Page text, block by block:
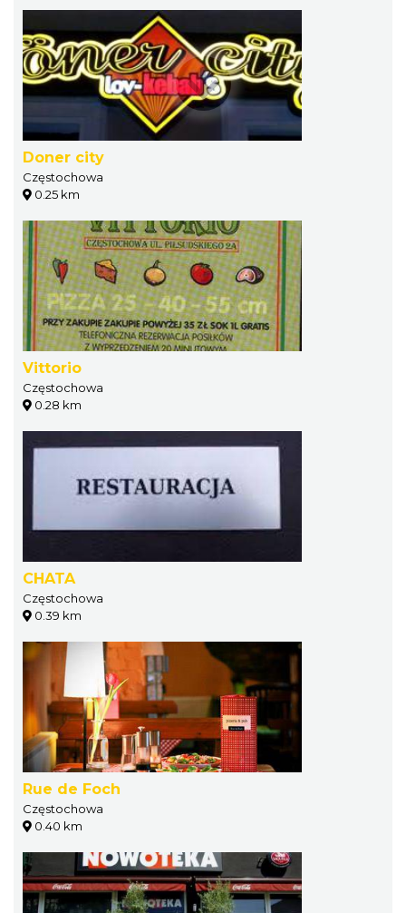
Doner city
Częstochowa
0.25 km
Vittorio
Częstochowa
0.28 km
CHATA
Częstochowa
0.39 km
Rue de Foch
Częstochowa
0.40 km